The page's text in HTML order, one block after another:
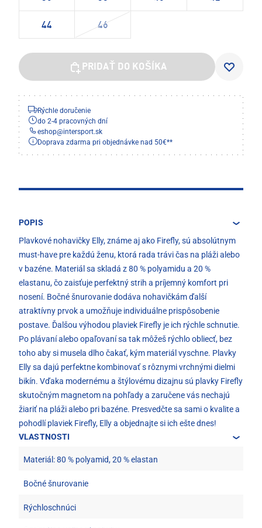
44 46
PRIDAŤ DO KOŠÍKA
Rýchle doručenie
do 2-4 pracovných dní
eshop@intersport.sk
Doprava zdarma pri objednávke nad 50€**
POPIS
Plavkové nohavičky Elly, známe aj ako Firefly, sú absolútnym
must-have pre každú ženu, ktorá rada trávi čas na pláži alebo
v bazéne. Materiál sa skladá z 80 % polyamidu a 20 %
elastanu, čo zaisťuje perfektný strih a príjemný komfort pri
nosení. Bočné šnurovanie dodáva nohavičkám ďalší
atraktívny prvok a umožňuje individuálne prispôsobenie
postave. Ďalšou výhodou plaviek Firefly je ich rýchle schnutie.
Po plávaní alebo opaľovaní sa tak môžeš rýchlo obliecť, bez
toho aby si musela dlho čakať, kým materiál vyschne. Plavky
Elly sa dajú perfektne kombinovať s rôznymi vrchnými dielmi
bikín. Vďaka modernému a štýlovému dizajnu sú plavky Firefly
skutočným magnetom na pohľady a zaručene vás nechajú
žiariť na pláži alebo pri bazéne. Presvedčte sa sami o kvalite a
pohodlí plaviek Firefly, Elly a objednajte si ich ešte dnes!
VLASTNOSTI
Materiál: 80 % polyamid, 20 % elastan
Bočné šnurovanie
Rýchloschnúci